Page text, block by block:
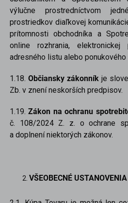
výlučne prostredníctvom
prostriedkov diaľkovej
prítomnosti obchodníka a
online rozhrania,
adresného listu alebo ponukového
1.18. Občiansky zákonník je
Zb. v znení neskorších predpisov.
1.19.Zákon na ochranu
č. 108/2024 Z. z. o ochrane
a doplnení niektorých zákonov.
VŠEOBECNÉ